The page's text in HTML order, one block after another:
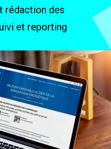
rédaction des
et reporting